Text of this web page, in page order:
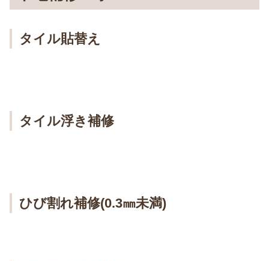
タイル貼替え
タイル浮き補修
ひび割れ補修(0.3㎜未満)